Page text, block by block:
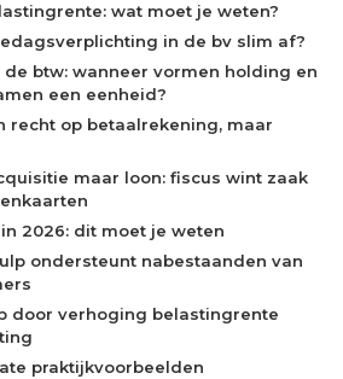
wat moet je weten?
in de bv slim af?
btw: wanneer vormen holding en
een eenheid?
recht op betaalrekening, maar
maar loon: fiscus wint zaak
2026: dit moet je weten
ondersteunt nabestaanden van
door verhoging belastingrente
praktijkvoorbeelden